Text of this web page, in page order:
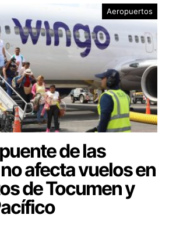
Aeropuertos
de las
afecta vuelos en
de Tocumen y